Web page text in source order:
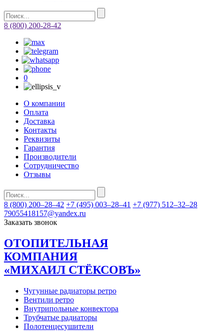
8 (800) 200-28-42
0
О компании
Оплата
Доставка
Контакты
Реквизиты
Гарантия
Производители
Сотрудничество
Отзывы
8 (800) 200–28–42 +7 (495) 003–28–41 +7 (977) 512–32–28
79055418157@yandex.ru
Заказать звонок
ОТОПИТЕЛЬНАЯ
КОМПАНИЯ
«МИХАИЛ СТЁКСОВЪ»
Чугунные радиаторы ретро
Вентили ретро
Внутрипольные конвектора
Трубчатые радиаторы
Полотенцесушители